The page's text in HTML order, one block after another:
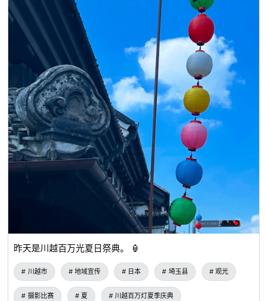
昨天是川越百万光夏日祭典。 🏮
川越市 地域宣传 日本 埼玉县 观光
摄影比赛 夏 川越百万灯夏季庆典